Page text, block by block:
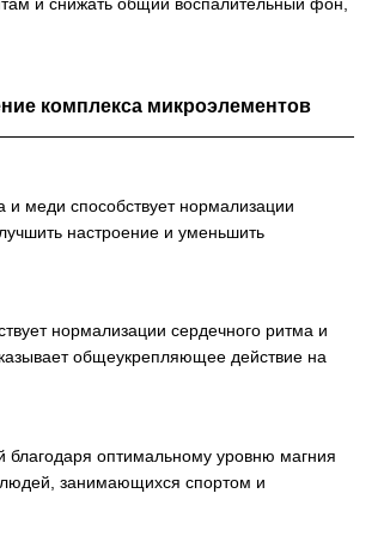
комплекса микроэлементов
и меди способствует нормализации
настроение и уменьшить
нормализации сердечного ритма и
общеукрепляющее действие на
оптимальному уровню магния
занимающихся спортом и